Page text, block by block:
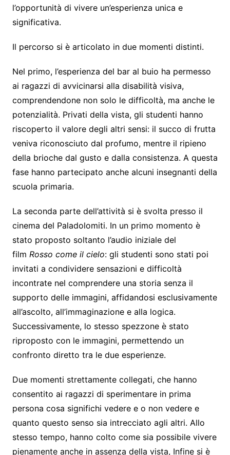
l’opportunità di vivere un’esperienza unica e
significativa.
Il percorso si è articolato in due momenti distinti.
Nel primo, l’esperienza del bar al buio ha permesso
ai ragazzi di avvicinarsi alla disabilità visiva,
comprendendone non solo le difficoltà, ma anche le
potenzialità. Privati della vista, gli studenti hanno
riscoperto il valore degli altri sensi: il succo di frutta
veniva riconosciuto dal profumo, mentre il ripieno
della brioche dal gusto e dalla consistenza. A questa
fase hanno partecipato anche alcuni insegnanti della
scuola primaria.
La seconda parte dell’attività si è svolta presso il
cinema del Paladolomiti. In un primo momento è
stato proposto soltanto l’audio iniziale del
film Rosso come il cielo: gli studenti sono stati poi
invitati a condividere sensazioni e difficoltà
incontrate nel comprendere una storia senza il
supporto delle immagini, affidandosi esclusivamente
all’ascolto, all’immaginazione e alla logica.
Successivamente, lo stesso spezzone è stato
riproposto con le immagini, permettendo un
confronto diretto tra le due esperienze.
Due momenti strettamente collegati, che hanno
consentito ai ragazzi di sperimentare in prima
persona cosa significhi vedere e o non vedere e
quanto questo senso sia intrecciato agli altri. Allo
stesso tempo, hanno colto come sia possibile vivere
pienamente anche in assenza della vista, Infine si è